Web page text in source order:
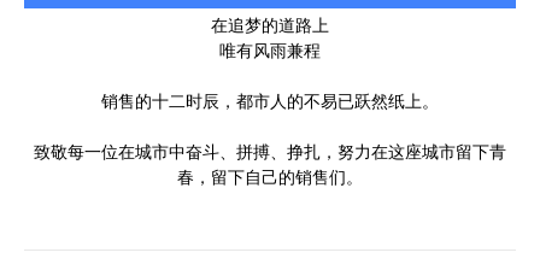
在追梦的道路上
唯有风雨兼程
销售的十二时辰，都市人的不易已跃然纸上。
致敬每一位在城市中奋斗、拼搏、挣扎，努力在这座城市留下青
春，留下自己的销售们。